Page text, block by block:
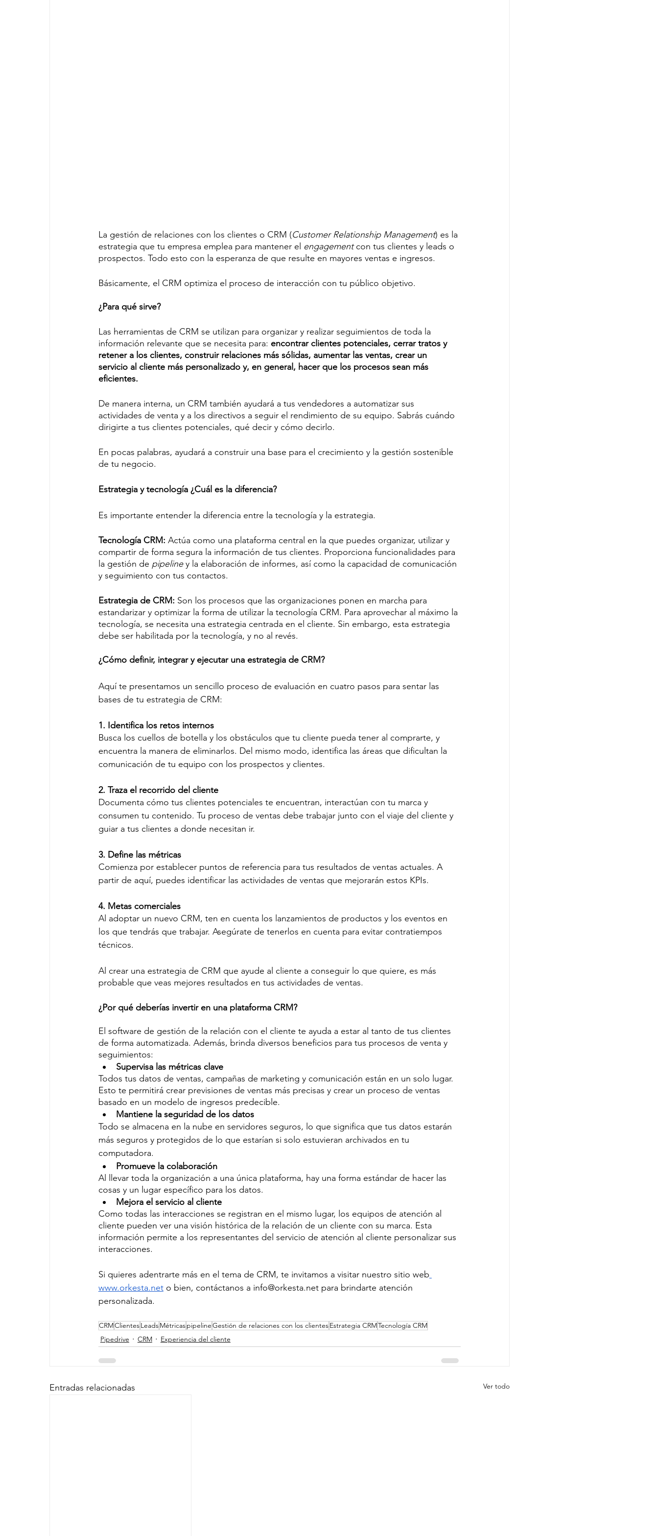
La gestión de relaciones con los clientes o CRM (Customer Relationship Management) es la
estrategia que tu empresa emplea para mantener el engagement con tus clientes y leads o
prospectos. Todo esto con la esperanza de que resulte en mayores ventas e ingresos.
Básicamente, el CRM optimiza el proceso de interacción con tu público objetivo.
¿Para qué sirve?
Las herramientas de CRM se utilizan para organizar y realizar seguimientos de toda la
información relevante que se necesita para: encontrar clientes potenciales, cerrar tratos y
retener a los clientes, construir relaciones más sólidas, aumentar las ventas, crear un
servicio al cliente más personalizado y, en general, hacer que los procesos sean más
eficientes.
De manera interna, un CRM también ayudará a tus vendedores a automatizar sus
actividades de venta y a los directivos a seguir el rendimiento de su equipo. Sabrás cuándo
dirigirte a tus clientes potenciales, qué decir y cómo decirlo.
En pocas palabras, ayudará a construir una base para el crecimiento y la gestión sostenible
de tu negocio.
Estrategia y tecnología ¿Cuál es la diferencia?
Es importante entender la diferencia entre la tecnología y la estrategia.
Tecnología CRM: Actúa como una plataforma central en la que puedes organizar, utilizar y
compartir de forma segura la información de tus clientes. Proporciona funcionalidades para
la gestión de pipeline y la elaboración de informes, así como la capacidad de comunicación
y seguimiento con tus contactos.
Estrategia de CRM: Son los procesos que las organizaciones ponen en marcha para
estandarizar y optimizar la forma de utilizar la tecnología CRM. Para aprovechar al máximo la
tecnología, se necesita una estrategia centrada en el cliente. Sin embargo, esta estrategia
debe ser habilitada por la tecnología, y no al revés.
¿Cómo definir, integrar y ejecutar una estrategia de CRM?
Aquí te presentamos un sencillo proceso de evaluación en cuatro pasos para sentar las
bases de tu estrategia de CRM:
1. Identifica los retos internos
Busca los cuellos de botella y los obstáculos que tu cliente pueda tener al comprarte, y
encuentra la manera de eliminarlos. Del mismo modo, identifica las áreas que dificultan la
comunicación de tu equipo con los prospectos y clientes.
2. Traza el recorrido del cliente
Documenta cómo tus clientes potenciales te encuentran, interactúan con tu marca y
consumen tu contenido. Tu proceso de ventas debe trabajar junto con el viaje del cliente y
guiar a tus clientes a donde necesitan ir.
3. Define las métricas
Comienza por establecer puntos de referencia para tus resultados de ventas actuales. A
partir de aquí, puedes identificar las actividades de ventas que mejorarán estos KPIs.
4. Metas comerciales
Al adoptar un nuevo CRM, ten en cuenta los lanzamientos de productos y los eventos en
los que tendrás que trabajar. Asegúrate de tenerlos en cuenta para evitar contratiempos
técnicos.
Al crear una estrategia de CRM que ayude al cliente a conseguir lo que quiere, es más
probable que veas mejores resultados en tus actividades de ventas.
¿Por qué deberías invertir en una plataforma CRM?
El software de gestión de la relación con el cliente te ayuda a estar al tanto de tus clientes
de forma automatizada. Además, brinda diversos beneficios para tus procesos de venta y
seguimientos:
Supervisa las métricas clave
Todos tus datos de ventas, campañas de marketing y comunicación están en un solo lugar.
Esto te permitirá crear previsiones de ventas más precisas y crear un proceso de ventas
basado en un modelo de ingresos predecible.
Mantiene la seguridad de los datos
Todo se almacena en la nube en servidores seguros, lo que significa que tus datos estarán
más seguros y protegidos de lo que estarían si solo estuvieran archivados en tu
computadora.
Promueve la colaboración
Al llevar toda la organización a una única plataforma, hay una forma estándar de hacer las
cosas y un lugar específico para los datos.
Mejora el servicio al cliente
Como todas las interacciones se registran en el mismo lugar, los equipos de atención al
cliente pueden ver una visión histórica de la relación de un cliente con su marca. Esta
información permite a los representantes del servicio de atención al cliente personalizar sus
interacciones.
Si quieres adentrarte más en el tema de CRM, te invitamos a visitar nuestro sitio web
www.orkesta.net o bien, contáctanos a info@orkesta.net para brindarte atención
personalizada.
CRMClientesLeadsMétricaspipelineGestión de relaciones con los clientesEstrategia CRMTecnología CRM
Pipedrive
CRM Experiencia del cliente
Entradas relacionadas Ver todo